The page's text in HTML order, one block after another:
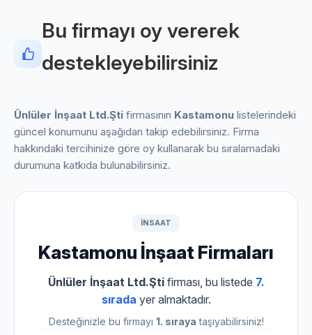
Bu firmayı oy vererek
destekleyebilirsiniz
Ünlüler İnşaat Ltd.Şti firmasının Kastamonu listelerindeki
güncel konumunu aşağıdan takip edebilirsiniz. Firma
hakkındaki tercihinize göre oy kullanarak bu sıralamadaki
durumuna katkıda bulunabilirsiniz.
INSAAT
Kastamonu İnşaat Firmaları
Ünlüler İnşaat Ltd.Ştifirması, bu listede 7.
sırada yer almaktadır.
Desteğinizle bu firmayı 1. sıraya taşıyabilirsiniz!